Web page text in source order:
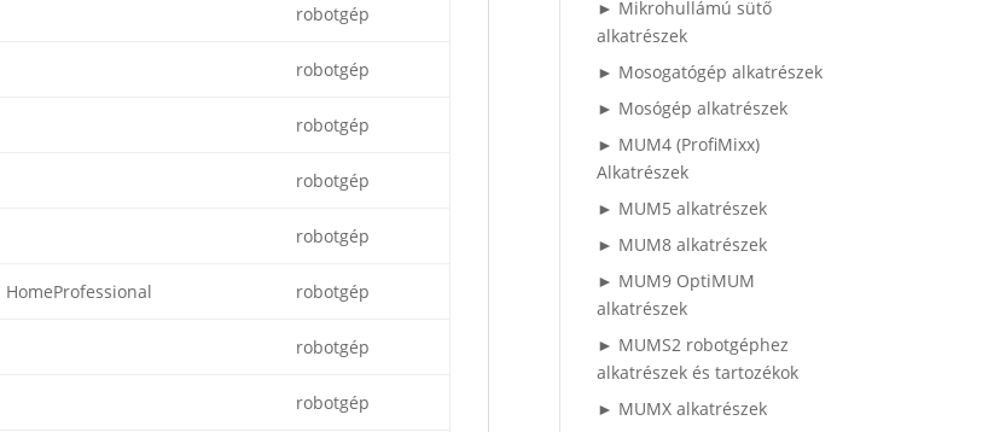
robotgép
robotgép
robotgép
robotgép
robotgép
HomeProfessional robotgép
robotgép
robotgép
► Mikrohullámú sütő
alkatrészek
► Mosogatógép alkatrészek
► Mosógép alkatrészek
► MUM4 (ProfiMixx)
Alkatrészek
► MUM5 alkatrészek
► MUM8 alkatrészek
► MUM9 OptiMUM
alkatrészek
► MUMS2 robotgéphez
alkatrészek és tartozékok
► MUMX alkatrészek